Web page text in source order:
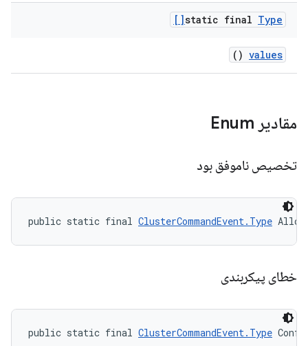
static final Type[]
values
()
مقادیر Enum
تخصیص ناموفق بود
public static final ClusterCommandEvent.Type
خطای پیکربندی
public static final ClusterCommandEvent.Type